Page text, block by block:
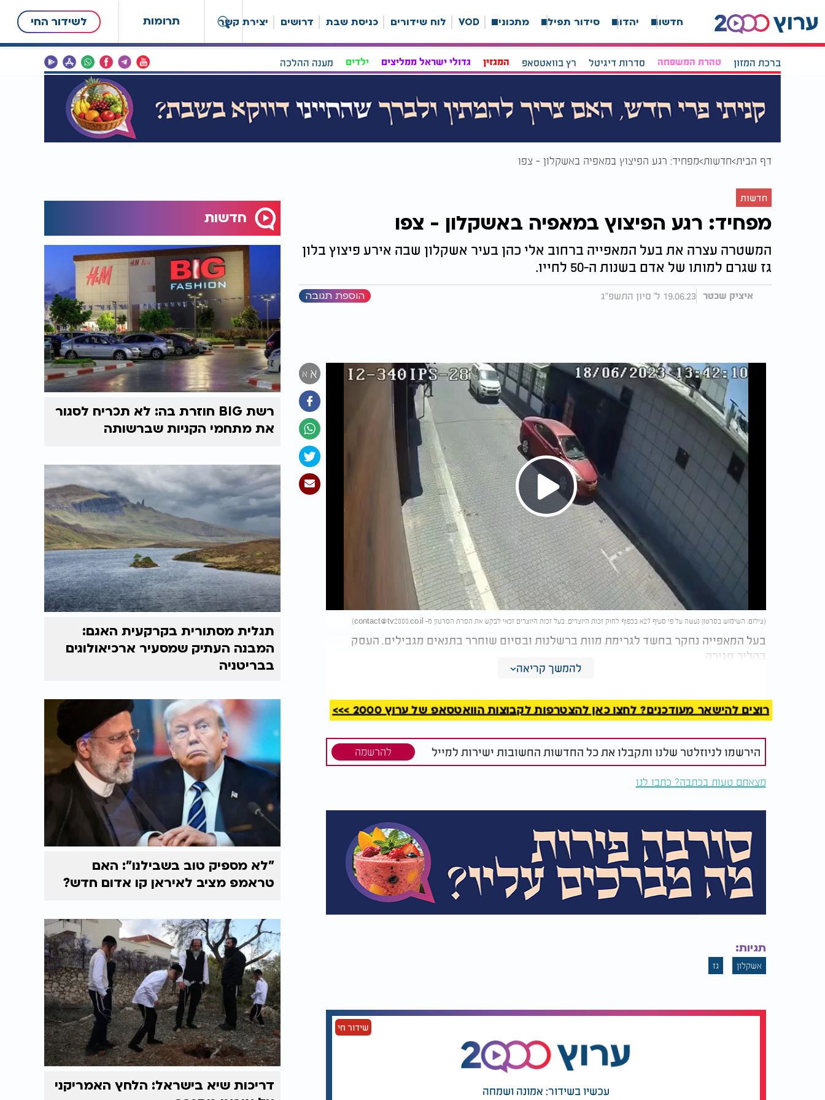
תרומות לשידור החי חדשות יהדות סידור תפילה מתכונים VOD לוח שידורים כניסת שבת דרושים יצירת קשר
ברכת המזון טהרת המשפחה סדרות דיגיטל רץ בוואטסאפ המגזין גדולי ישראל ממליצים ילדים מענה ההלכה
דף הבית חדשות מפחיד: רגע הפיצוץ במאפיה באשקלון - צפו
חדשות
מפחיד: רגע הפיצוץ במאפיה באשקלון - צפו
המשטרה עצרה את בעל המאפייה ברחוב אלי כהן בעיר אשקלון שבה אירע פיצוץ בלון
גז שגרם למותו של אדם בשנות ה-50 לחייו.
איציק שכטר 19.06.23 ל' סיון התשפ"ג הוספת תגובה
א א
Play
Video
(צילום: השימוש בסרטון נעשה על פי סעיף 27א בכפוף לחוק זכות היוצרים. בעל זכות היוצרים זכאי לבקש את הסרת הסרטון מ- contact@tv2000.co.il
)
בעל המאפייה נחקר בחשד לגרימת מוות ברשלנות ובסיום שוחרר בתנאים מגבילים. העסק
בהליך סגירה
להמשך קריאה
רוצים להישאר מעודכנים? לחצו כאן להצטרפות לקבוצות הוואטסאפ של ערוץ 2000 >>>
הירשמו לניוזלטר שלנו ותקבלו את כל החדשות החשובות ישירות למייל להרשמה
מצאתם טעות בכתבה? כתבו לנו
תגיות:
אשקלון גז
שידור חי
עכשיו בשידור: אמונה ושמחה
חדשות
רשת BIG חוזרת בה: לא תכריח לסגור
את מתחמי הקניות שברשותה
תגלית מסתורית בקרקעית האגם:
המבנה העתיק שמסעיר ארכיאולוגים
בבריטניה
"לא מספיק טוב בשבילנו": האם
טראמפ מציב לאיראן קו אדום חדש?
דריכות שיא בישראל: הלחץ האמריקני